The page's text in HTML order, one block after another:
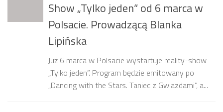
Show „Tylko jeden” od 6 marca w
Polsacie. Prowadzącą Blanka
Lipińska
Już 6 marca w Polsacie wystartuje reality-show
„Tylko jeden”. Program będzie emitowany po
„Dancing with the Stars. Taniec z Gwiazdami”, a...